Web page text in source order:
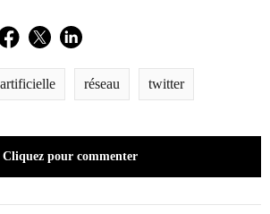
Facebook
TwitterLinkedIn
réseau twitter
Cliquez pour commenter